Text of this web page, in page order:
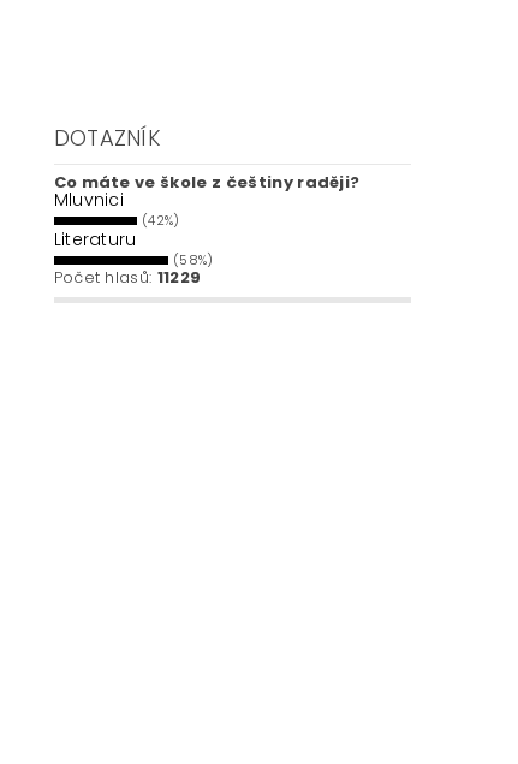
DOTAZNÍK
Co máte ve škole z češtiny raději?
Mluvnici
(42%)
Literaturu
(58%)
Počet hlasů: 11229